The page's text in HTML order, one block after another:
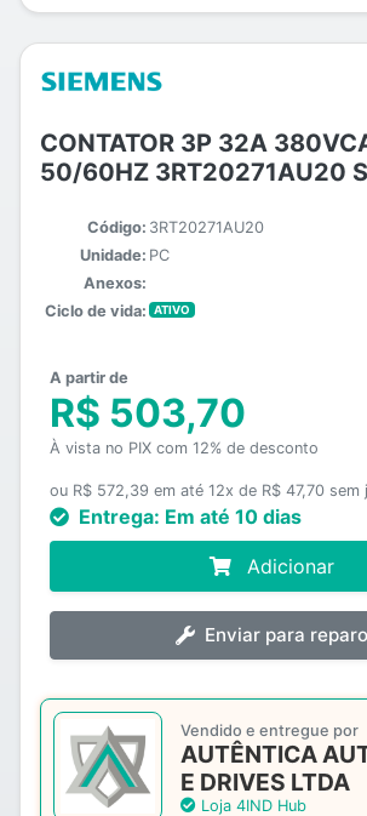
CONTATOR 3P 32A
50/60HZ 3RT20271AU20
Código: 3RT20271AU20
Unidade: PC
Anexos:
Ciclo de vida:
ATIVO
A partir de
R$ 503,70
À vista no PIX com 12% de desconto
ou R$ 572,39 em até 12x de R$ 47,70 sem
Entrega: Em até 10 dias
Adicionar
Enviar para reparo
Vendido e entregue por
AUTÊNTICA
E DRIVES LTDA
Loja 4IND Hub